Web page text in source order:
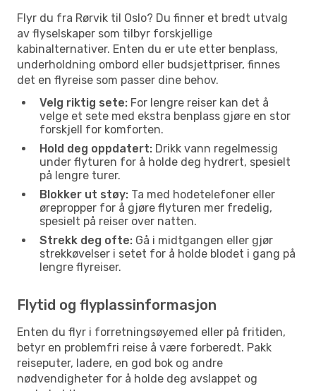
Flyr du fra Rørvik til Oslo? Du finner et bredt utvalg
av flyselskaper som tilbyr forskjellige
kabinalternativer. Enten du er ute etter benplass,
underholdning ombord eller budsjettpriser, finnes
det en flyreise som passer dine behov.
Velg riktig sete: For lengre reiser kan det å
velge et sete med ekstra benplass gjøre en stor
forskjell for komforten.
Hold deg oppdatert: Drikk vann regelmessig
under flyturen for å holde deg hydrert, spesielt
på lengre turer.
Blokker ut støy: Ta med hodetelefoner eller
ørepropper for å gjøre flyturen mer fredelig,
spesielt på reiser over natten.
Strekk deg ofte: Gå i midtgangen eller gjør
strekkøvelser i setet for å holde blodet i gang på
lengre flyreiser.
Flytid og flyplassinformasjon
Enten du flyr i forretningsøyemed eller på fritiden,
betyr en problemfri reise å være forberedt. Pakk
reiseputer, ladere, en god bok og andre
nødvendigheter for å holde deg avslappet og